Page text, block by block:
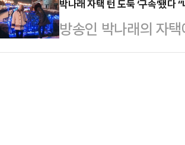
활용한 주 4.5일제를
면 울산 중구청은 주
가질 수 있도록 유연
박나래 자택 턴 도둑 ‘구속’됐다
방송인 박나래의 자
뉴스에 대한 법적 조